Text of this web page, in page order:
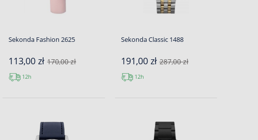
Sekonda Fashion 2625
113,00 zł170,00 zł
12h
Sekonda Classic 1488
191,00 zł287,00 zł
12h